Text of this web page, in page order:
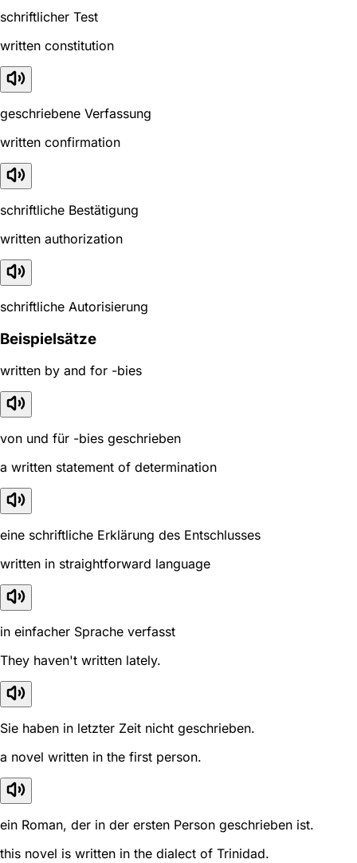
schriftlicher Test
written constitution
geschriebene Verfassung
written confirmation
schriftliche Bestätigung
written authorization
schriftliche Autorisierung
Beispielsätze
written by and for -bies
von und für -bies geschrieben
a written statement of determination
eine schriftliche Erklärung des Entschlusses
written in straightforward language
in einfacher Sprache verfasst
They haven't written lately.
Sie haben in letzter Zeit nicht geschrieben.
a novel written in the first person.
ein Roman, der in der ersten Person geschrieben ist.
this novel is written in the dialect of Trinidad.